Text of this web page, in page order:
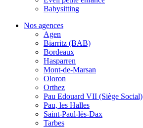
Babysitting
Nos agences
Agen
Biarritz (BAB)
Bordeaux
Hasparren
Mont-de-Marsan
Oloron
Orthez
Pau Edouard VII (Siège Social)
Pau, les Halles
Saint-Paul-lès-Dax
Tarbes